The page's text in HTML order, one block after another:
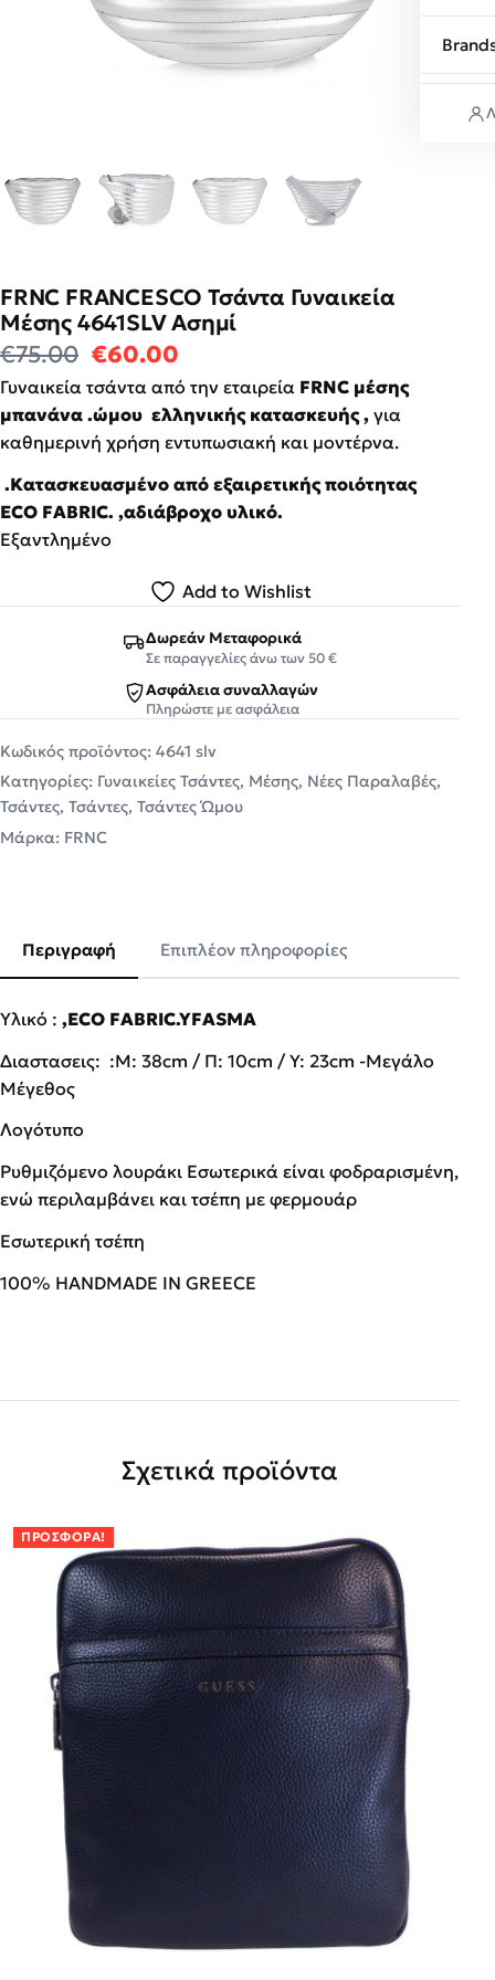
FRNC FRANCESCO Τσάντα Γυναικεία
Μέσης 4641SLV Ασημί
€75.00 Original price was: €75.00.
€60.00
Γυναικεία τσάντα από την εταιρεία FRNC μέσης
μπανάνα .ώμου ελληνικής κατασκευής , για
καθημερινή χρήση εντυπωσιακή και μοντέρνα.
.Κατασκευασμένο από εξαιρετικής ποιότητας
ECO FABRIC. ,αδιάβροχο υλικό.
Εξαντλημένο
Add to Wishlist
Δωρεάν Μεταφορικά
Σε παραγγελίες άνω των 50 €
Ασφάλεια συναλλαγών
Πληρώστε με ασφάλεια
Κωδικός προϊόντος: 4641 slv
Κατηγορίες: Γυναικείες Τσάντες, Μέσης, Νέες Παραλαβές,
Τσάντες, Τσάντες, Τσάντες Ώμου
Μάρκα: FRNC
Περιγραφή Επιπλέον πληροφορίες
Υλικό : ,ECO FABRIC.YFASMA
Διαστασεις: :Μ: 38cm / Π: 10cm / Ύ: 23cm -Μεγάλο
Μέγεθος
Λογότυπο
Ρυθμιζόμενο λουράκι Εσωτερικά είναι φοδραρισμένη,
ενώ περιλαμβάνει και τσέπη με φερμουάρ
Εσωτερική τσέπη
100% HANDMADE IN GREECE
Σχετικά προϊόντα
ΠΡΟΣΦΟΡΆ!